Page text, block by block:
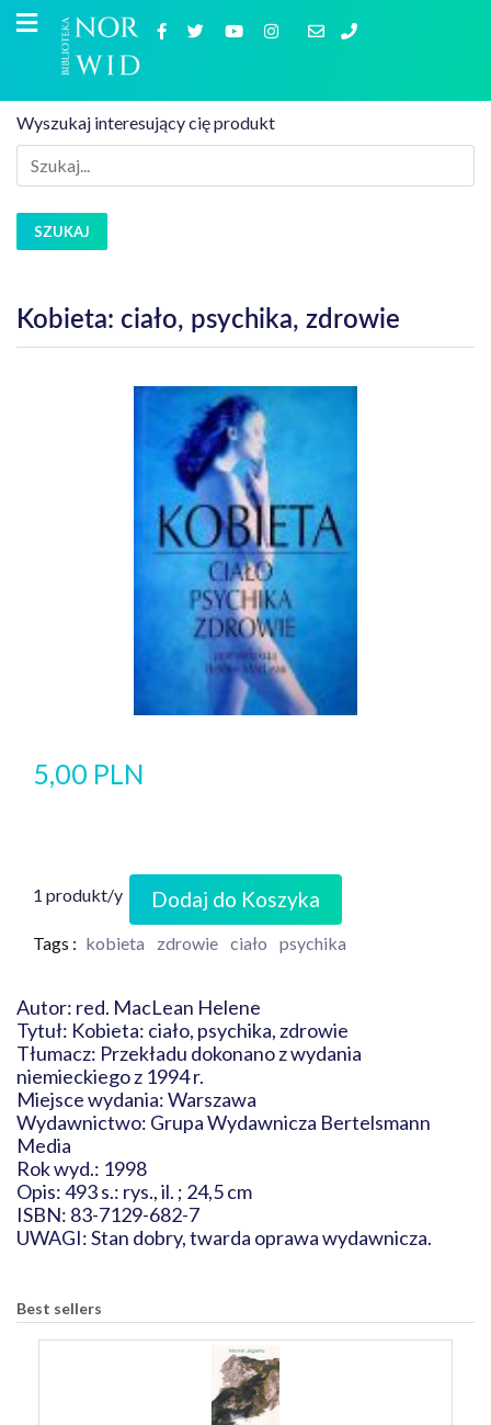
Wyszukaj interesujący cię produkt
SZUKAJ
Kobieta: ciało, psychika, zdrowie
5,00 PLN
1 produkt/y Dodaj do Koszyka
Tags : kobieta zdrowie ciało psychika
Autor: red. MacLean Helene
Tytuł: Kobieta: ciało, psychika, zdrowie
Tłumacz: Przekładu dokonano z wydania
niemieckiego z 1994 r.
Miejsce wydania: Warszawa
Wydawnictwo: Grupa Wydawnicza Bertelsmann
Media
Rok wyd.: 1998
Opis: 493 s.: rys., il. ; 24,5 cm
ISBN: 83-7129-682-7
UWAGI: Stan dobry, twarda oprawa wydawnicza.
Best sellers